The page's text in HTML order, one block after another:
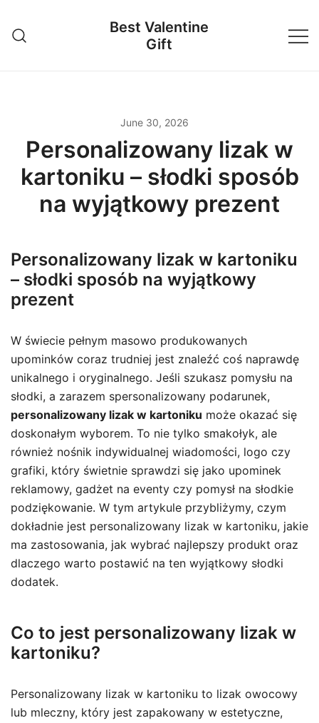
content
Best Valentine
Gift
June 30, 2026
Personalizowany lizak w
kartoniku – słodki sposób
na wyjątkowy prezent
Personalizowany lizak w kartoniku
– słodki sposób na wyjątkowy
prezent
W świecie pełnym masowo produkowanych
upominków coraz trudniej jest znaleźć coś naprawdę
unikalnego i oryginalnego. Jeśli szukasz pomysłu na
słodki, a zarazem spersonalizowany podarunek,
personalizowany lizak w kartoniku może okazać się
doskonałym wyborem. To nie tylko smakołyk, ale
również nośnik indywidualnej wiadomości, logo czy
grafiki, który świetnie sprawdzi się jako upominek
reklamowy, gadżet na eventy czy pomysł na słodkie
podziękowanie. W tym artykule przybliżymy, czym
dokładnie jest personalizowany lizak w kartoniku, jakie
ma zastosowania, jak wybrać najlepszy produkt oraz
dlaczego warto postawić na ten wyjątkowy słodki
dodatek.
Co to jest personalizowany lizak w
kartoniku?
Personalizowany lizak w kartoniku to lizak owocowy
lub mleczny, który jest zapakowany w estetyczne,